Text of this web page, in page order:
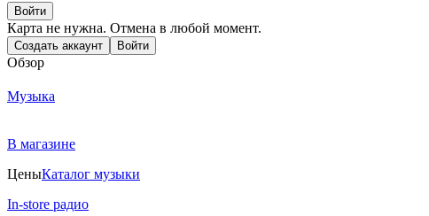
Войти
Карта не нужна. Отмена в любой момент.
Создать аккаунт Войти
Обзор
Музыка
В магазине
ЦеныКаталог музыки
In-store радио